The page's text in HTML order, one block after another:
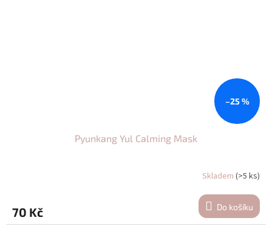
–25 %
Pyunkang Yul Calming Mask
Skladem (>5 ks)
70 Kč Do košíku